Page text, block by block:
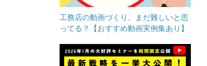
工務店の動画づくり、まだ難しいと思
ってる？【おすすめ動画実例集あり】